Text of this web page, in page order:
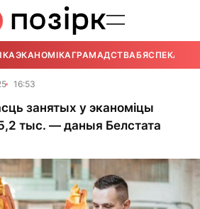
ЭКАНОМІКАГРАМАДСТВАБЯСПЕКА
16:53
занятых у эканоміцы
тыс. — даныя Белстата